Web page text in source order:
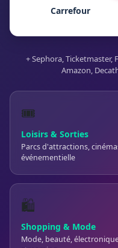
Carrefour
+ Sephora, Ticketmaster,
Amazon,
🎟️
Loisirs & Sorties
Parcs d'attractions,
événementielle
🛍️
Shopping & Mode
Mode, beauté,